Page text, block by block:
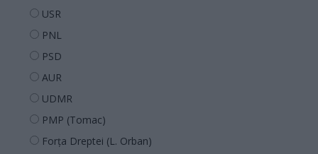
USR
PNL
PSD
AUR
UDMR
PMP (Tomac)
Forța Dreptei (L. Orban)